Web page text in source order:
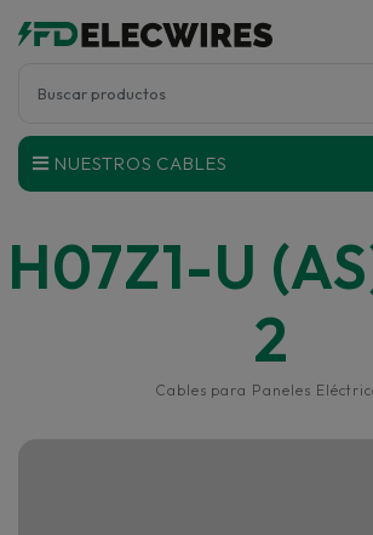
NUESTROS CABLES
H07Z1-U
2
Cables para Paneles